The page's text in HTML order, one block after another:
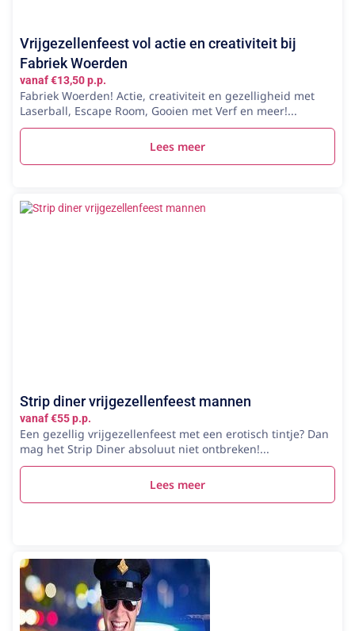
Vrijgezellenfeest vol actie en creativiteit bij
Fabriek Woerden
vanaf €13,50 p.p.
Fabriek Woerden! Actie, creativiteit en gezelligheid met
Laserball, Escape Room, Gooien met Verf en meer!...
Lees meer
Strip diner vrijgezellenfeest mannen
vanaf €55 p.p.
Een gezellig vrijgezellenfeest met een erotisch tintje? Dan
mag het Strip Diner absoluut niet ontbreken!...
Lees meer